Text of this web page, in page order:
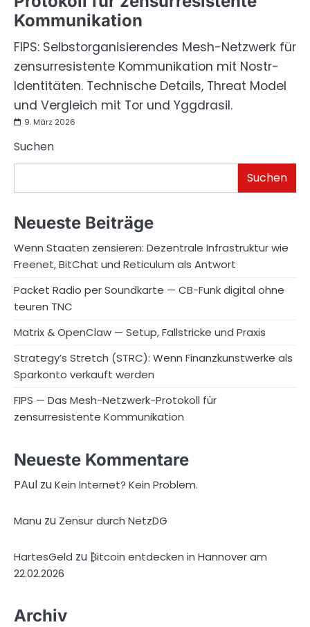
Kommunikation
FIPS: Selbstorganisierendes Mesh-Netzwerk für
zensurresistente Kommunikation mit Nostr-
Identitäten. Technische Details, Threat Model
und Vergleich mit Tor und Yggdrasil.
9. März 2026
Suchen
Suchen
Neueste Beiträge
Wenn Staaten zensieren: Dezentrale Infrastruktur wie
Freenet, BitChat und Reticulum als Antwort
Packet Radio per Soundkarte — CB-Funk digital ohne
teuren TNC
Matrix & OpenClaw — Setup, Fallstricke und Praxis
Strategy’s Stretch (STRC): Wenn Finanzkunstwerke als
Sparkonto verkauft werden
FIPS — Das Mesh-Netzwerk-Protokoll für
zensurresistente Kommunikation
Neueste Kommentare
PAul zuKein Internet? Kein Problem.
Manu zu Zensur durch NetzDG
HartesGeld zu ₿itcoin entdecken in Hannover am
22.02.2026
Archiv